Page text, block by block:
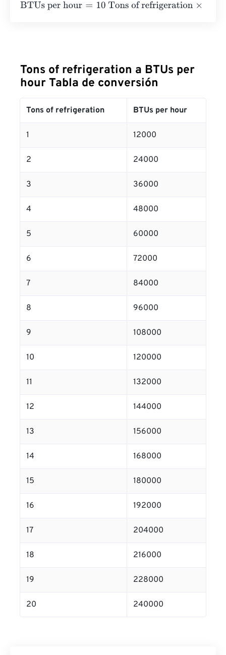
BTUs per hour=10 Tons of refrigeration×12000= 120000
Tons of refrigeration a BTUs per
hour Tabla de conversión
Tons of refrigeration BTUs per hour
1 12000
2 24000
3 36000
4 48000
5 60000
6 72000
7 84000
8 96000
9 108000
10 120000
11 132000
12 144000
13 156000
14 168000
15 180000
16 192000
17 204000
18 216000
19 228000
20 240000